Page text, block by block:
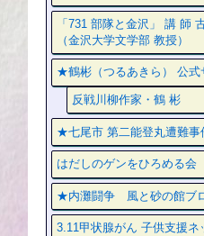
「731 部隊と金沢」 講 師
（金沢大学文学部 教授）
★鶴彬（つるあきら） 公式
反戦川柳作家・鶴 彬
★七尾市 第二能登丸遭難事
はだしのゲンをひろめる会
★内灘闘争 風と砂の館ブ
3.11甲状腺がん 子供支援ネ